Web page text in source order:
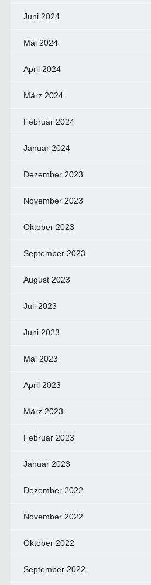
Juni 2024
Mai 2024
April 2024
März 2024
Februar 2024
Januar 2024
Dezember 2023
November 2023
Oktober 2023
September 2023
August 2023
Juli 2023
Juni 2023
Mai 2023
April 2023
März 2023
Februar 2023
Januar 2023
Dezember 2022
November 2022
Oktober 2022
September 2022